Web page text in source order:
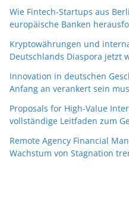
Wie Fintech-Startups aus
europäische Banken
Kryptowährungen und
Deutschlands Diaspora jetzt
Innovation in deutschen
Anfang an verankert sein
Proposals for High-Value
vollständige Leitfaden zum
Remote Agency Financial
Wachstum von Stagnation